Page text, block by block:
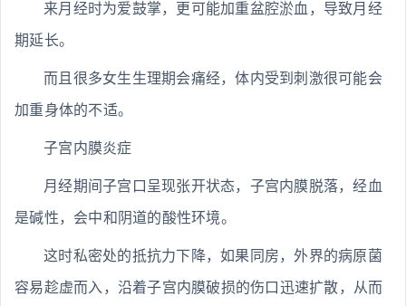
来月经时为爱鼓掌，更可能加重盆腔淤血，导致月经
期延长。
而且很多女生生理期会痛经，体内受到刺激很可能会
加重身体的不适。
子宫内膜炎症
月经期间子宫口呈现张开状态，子宫内膜脱落，经血
是碱性，会中和阴道的酸性环境。
这时私密处的抵抗力下降，如果同房，外界的病原菌
容易趁虚而入，沿着子宫内膜破损的伤口迅速扩散，从而